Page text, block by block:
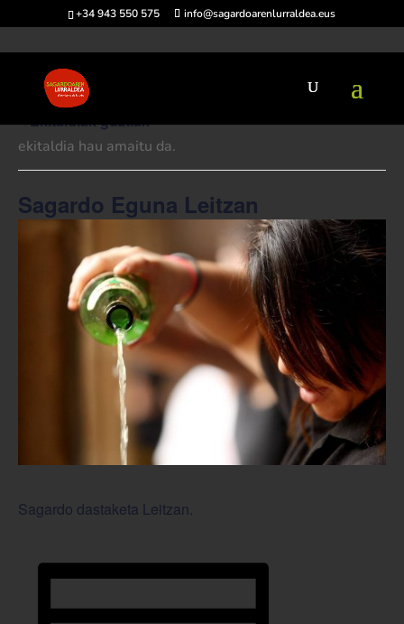
+34 943 550 575 info@sagardoarenlurraldea.eus
« Ekitaldiak guztiak
ekitaldia hau amaitu da.
Sagardo Eguna Leitzan
Sagardo dastaketa Leitzan.